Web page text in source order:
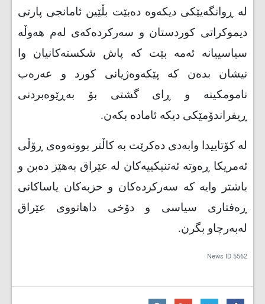
لە ڕوانگەیێکی دیکەوە دەبێت بڵێین ئامانجی پارتی
دیموکراتی کوردستان و سەرکردەکەی لەم هەوڵە
سیاسییانە ئەمە بێت کە پاش شکستەکانیان وا
نیشان بدەن کە پێکەوەژیانی کورد و عەرەب
نامومکینە و ڕای گشتی بۆ بەڕێوەبردنی
ڕیفراندۆمێکی دیکە ئامادە بکەن.
لە کۆتاییدا وابەدی دەکرێت بە کاڵتر بوونەوەی ڕۆڵی
ئەمریکا ڕەوتە ئەتنیکییەکان لە عێراق بەهێز دەبن و
باشتر وایە کە سەرکردەکان و حزبەکان یاساکانی
ڕەفتاری سیاسی و دۆخی داهاتووی عێراق
لەبەرچاو بگرن.
News ID 5562